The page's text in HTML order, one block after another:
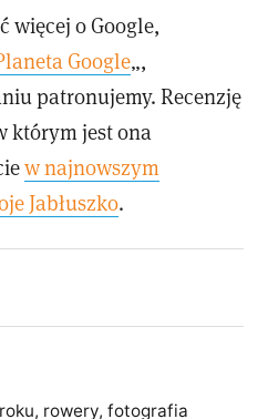
więcej o Google,
Google„,
patronujemy. Recenzję
którym jest ona
w najnowszym
Jabłuszko.
rowery, fotografia